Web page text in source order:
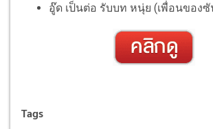
อู๊ด เป็นต่อ รับบท หนุ่ย (เพื่อนของซั
Tags